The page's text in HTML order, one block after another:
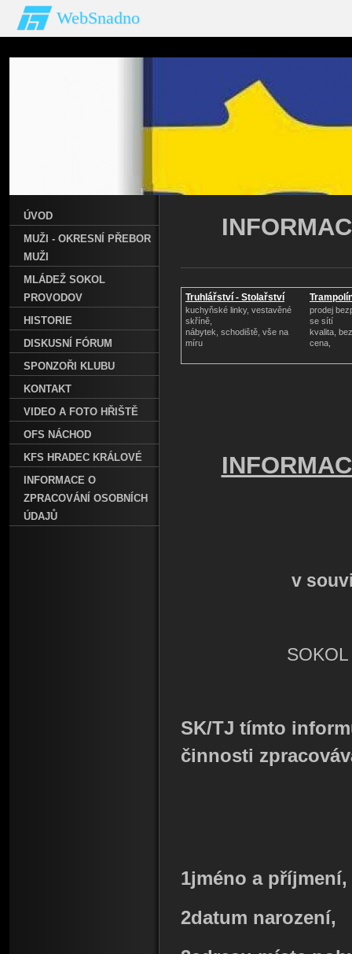
WebSnadno
Truhlářství - Stolařství
kuchyňské linky, vestavěné
skříně,
nábytek, schodiště, vše na
míru
prodej
se sítí
kvalita,
cena,
v
SK/TJ tímto
činnosti
1jméno a příjmení,
2datum narození,
ÚVOD
MUŽI - OKRESNÍ PŘEBOR
MUŽI
MLÁDEŽ SOKOL
PROVODOV
HISTORIE
DISKUSNÍ FÓRUM
SPONZOŘI KLUBU
KONTAKT
VIDEO A FOTO HŘIŠTĚ
OFS NÁCHOD
KFS HRADEC KRÁLOVÉ
INFORMACE O
ZPRACOVÁNÍ OSOBNÍCH
ÚDAJŮ